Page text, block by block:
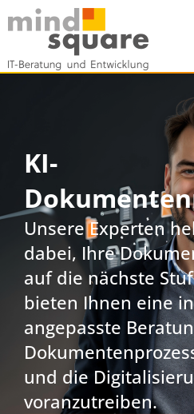
KI-
Unsere Experten
dabei, Ihre
auf die nächste
bieten Ihnen eine
angepasste
und die
voranzutreiben.